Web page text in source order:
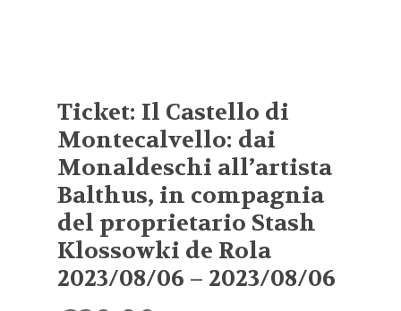
Ticket: Il Castello di
Montecalvello: dai
Monaldeschi all’artista
Balthus, in compagnia
del proprietario Stash
Klossowki de Rola
2023/08/06 – 2023/08/06